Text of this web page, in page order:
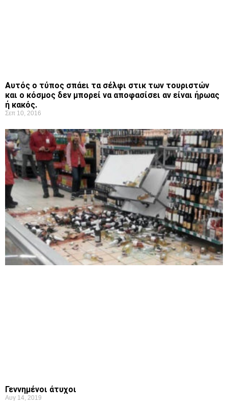
Αυτός ο τύπος σπάει τα σέλφι στικ των τουριστών
και ο κόσμος δεν μπορεί να αποφασίσει αν είναι ήρωας
ή κακός.
Σεπ 10, 2016
Γεννημένοι άτυχοι
Αυγ 14, 2019